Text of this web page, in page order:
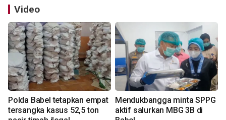
Video
Polda Babel tetapkan empat
tersangka kasus 52,5 ton
Mendukbangga minta SPPG
aktif salurkan MBG 3B di